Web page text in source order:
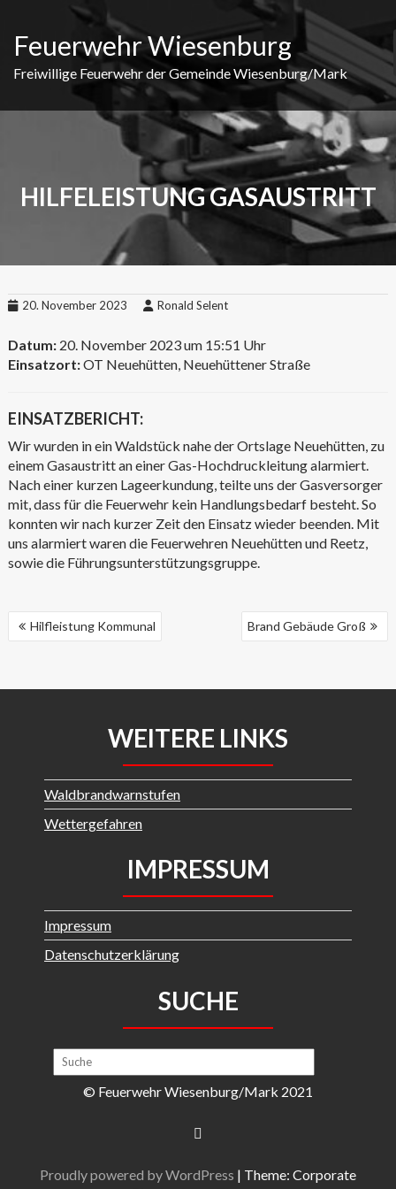
content
Feuerwehr Wiesenburg
Freiwillige Feuerwehr der Gemeinde Wiesenburg/Mark
HILFELEISTUNG GASAUSTRITT
20. November 2023 Ronald Selent
Datum:20. November 2023 um 15:51 Uhr
Einsatzort:OT Neuehütten, Neuehüttener Straße
EINSATZBERICHT:
Wir wurden in ein Waldstück nahe der Ortslage Neuehütten, zu
einem Gasaustritt an einer Gas-Hochdruckleitung alarmiert.
Nach einer kurzen Lageerkundung, teilte uns der Gasversorger
mit, dass für die Feuerwehr kein Handlungsbedarf besteht. So
konnten wir nach kurzer Zeit den Einsatz wieder beenden. Mit
uns alarmiert waren die Feuerwehren Neuehütten und Reetz,
sowie die Führungsunterstützungsgruppe.
BEITRAGSNAVIGATION
Hilfleistung Kommunal Brand Gebäude Groß
WEITERE LINKS
Waldbrandwarnstufen
Wettergefahren
IMPRESSUM
Impressum
Datenschutzerklärung
SUCHE
© Feuerwehr Wiesenburg/Mark 2021
Proudly powered by WordPress | Theme: Corporate